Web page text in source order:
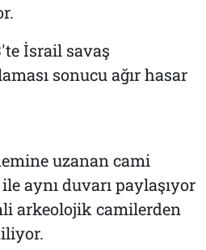
İsrail savaş
sonucu ağır hasar
uzanan cami
aynı duvarı paylaşıyor
arkeolojik camilerden